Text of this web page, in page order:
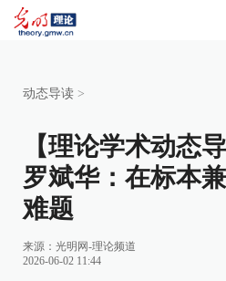
动态导读 >
【理论学术动态
罗斌华：在标本
难题
来源： 光明网-理论频道
2026-06-02 11:44